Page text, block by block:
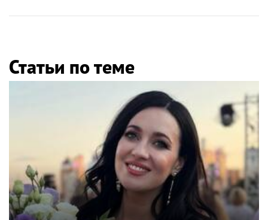
Статьи по теме